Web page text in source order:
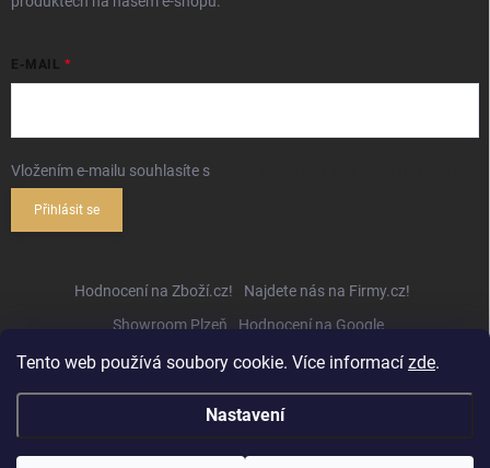
Tento web používá soubory cookie. Více informací zde.
Nastavení
E-MAIL
Vložením e-mailu souhlasíte s
Přihlásit se
Hodnocení na Zboží.cz!
Najdete nás na Firmy.cz!
Showroom Plzeň
Hodnocení na Google
Copyright 2026Hifihejhal.cz. Všechna práva vyhrazena.Upravit nastavení